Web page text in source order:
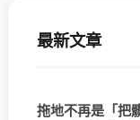
最新文章
拖地不再是「把